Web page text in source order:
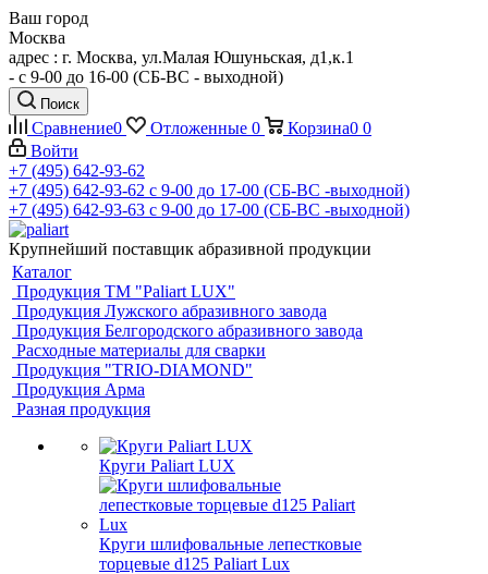
Ваш город
Москва
адрес : г. Москва, ул.Малая Юшуньская, д1,к.1
- c 9-00 до 16-00 (СБ-ВС - выходной)
Поиск
Сравнение0 Отложенные 0 Корзина0 0
Войти
+7 (495) 642-93-62
+7 (495) 642-93-62 c 9-00 до 17-00 (СБ-ВС -выходной)
+7 (495) 642-93-63 c 9-00 до 17-00 (СБ-ВС -выходной)
Крупнейший поставщик абразивной продукции
Каталог
Продукция ТМ "Paliart LUX"
Продукция Лужского абразивного завода
Продукция Белгородского абразивного завода
Расходные материалы для сварки
Продукция "TRIO-DIAMOND"
Продукция Арма
Разная продукция
Круги Paliart LUX
Круги шлифовальные лепестковые
торцевые d125 Paliart Lux